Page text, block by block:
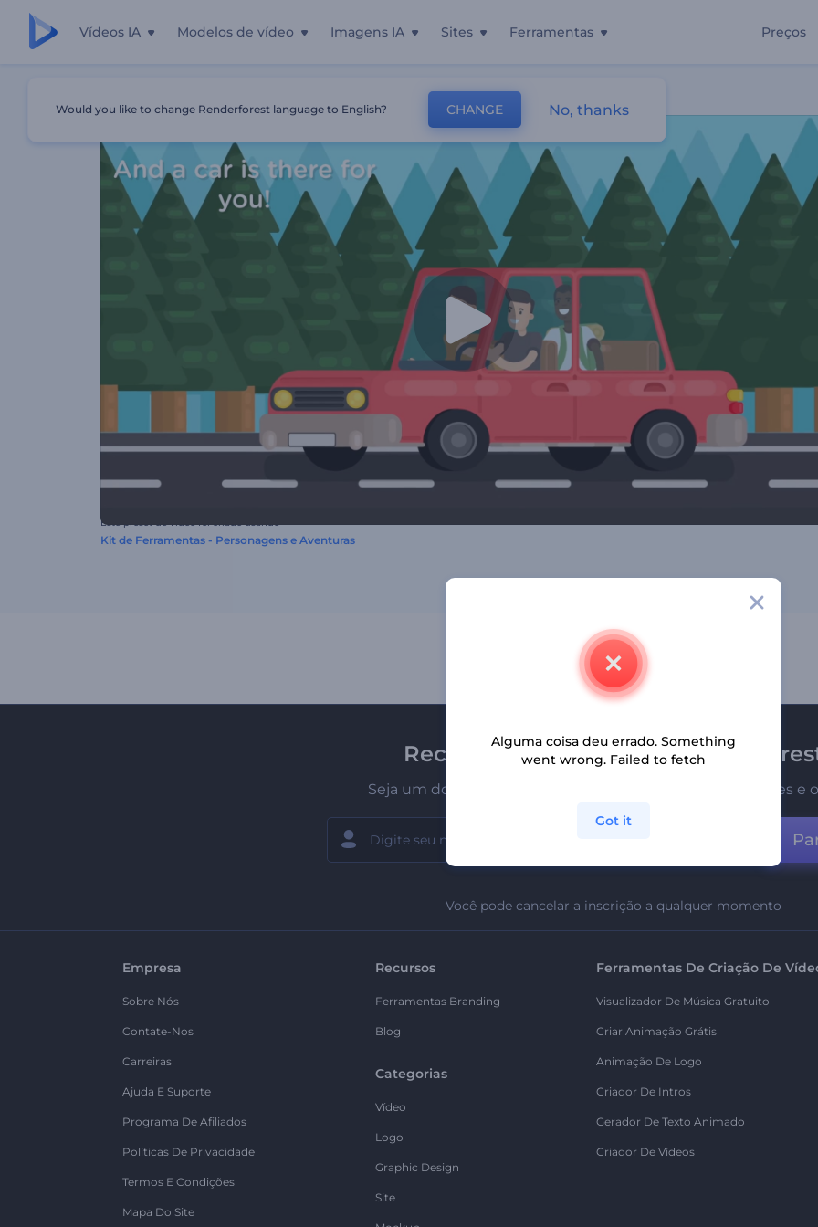
Vídeos IA Modelos de vídeo Imagens IA Sites Ferramentas Preços
Este preset de vídeo foi criado usando
Kit de Ferramentas - Personagens e Aventuras
Receba a newsletter da
Seja um dos primeiros a receber nossas últimas novidades e
Você pode cancelar a inscrição a qualquer momento
Empresa
Sobre Nós
Contate-Nos
Carreiras
Ajuda E Suporte
Programa De Afiliados
Políticas De Privacidade
Termos E Condições
Mapa Do Site
Recursos
Ferramentas Branding
Blog
Categorias
Vídeo
Logo
Graphic Design
Site
Ferramentas De Criação De
Visualizador De Música Gratuito
Criar Animação Grátis
Animação De Logo
Criador De Intros
Gerador De Texto Animado
Criador De Vídeos
Would you like to change Renderforest language to English? CHANGE No, thanks
Alguma coisa deu errado. Something
went wrong. Failed to fetch
Got it